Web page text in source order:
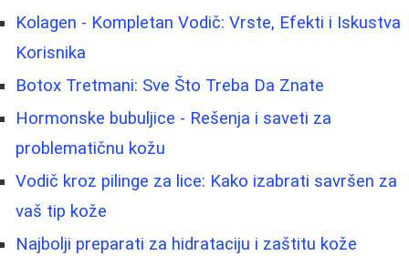
Kolagen - Kompletan Vodič: Vrste, Efekti i Iskustva
Korisnika
Botox Tretmani: Sve Što Treba Da Znate
Hormonske bubuljice - Rešenja i saveti za
problematičnu kožu
Vodič kroz pilinge za lice: Kako izabrati savršen za
vaš tip kože
Najbolji preparati za hidrataciju i zaštitu kože